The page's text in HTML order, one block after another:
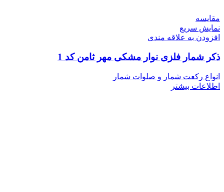
مقايسه
نمایش سریع
افزودن به علاقه مندی
ذکر شمار فلزی نوار مشکی مهر ثامن کد 1
انواع رکعت شمار و صلوات شمار
اطلاعات بیشتر